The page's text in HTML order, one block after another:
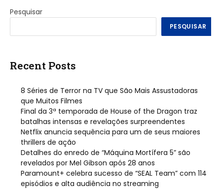
Pesquisar
PESQUISAR
Recent Posts
8 Séries de Terror na TV que São Mais Assustadoras
que Muitos Filmes
Final da 3ª temporada de House of the Dragon traz
batalhas intensas e revelações surpreendentes
Netflix anuncia sequência para um de seus maiores
thrillers de ação
Detalhes do enredo de “Máquina Mortífera 5” são
revelados por Mel Gibson após 28 anos
Paramount+ celebra sucesso de “SEAL Team” com 114
episódios e alta audiência no streaming